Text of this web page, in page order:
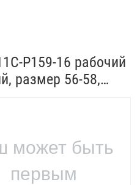
P159-16 рабочий
размер 56-58,
может быть
первым